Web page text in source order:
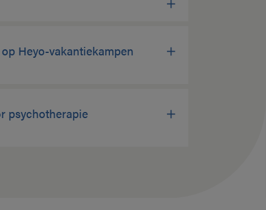
Heyo-vakantiekampen
psychotherapie